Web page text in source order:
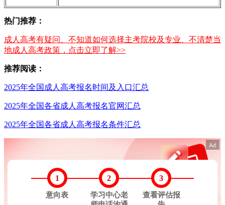
热门推荐：
成人高考有疑问、不知道如何选择主考院校及专业、不清楚当
地成人高考政策，点击立即了解>>
推荐阅读：
2025年全国成人高考报名时间及入口汇总
2025年全国各省成人高考报名官网汇总
2025年全国各省成人高考报名条件汇总
1
意向表
2
学习中心老
3
查看评估报